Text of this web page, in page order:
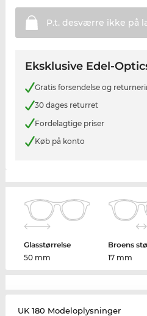
P.t. desværre ikke på
Eksklusive Edel-
Gratis forsendelse og
30 dages returret
Fordelagtige priser
Køb på konto
Glasstørrelse
50 mm
Broens
17 mm
UK 180 Modeloplysninger